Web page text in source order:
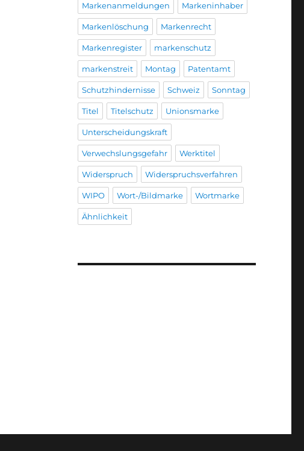
Markenanmeldungen Markeninhaber
Markenlöschung Markenrecht
Markenregister markenschutz
markenstreit Montag Patentamt
Schutzhindernisse Schweiz Sonntag
Titel Titelschutz Unionsmarke
Unterscheidungskraft
Verwechslungsgefahr Werktitel
Widerspruch Widerspruchsverfahren
WIPO Wort-/Bildmarke Wortmarke
Ähnlichkeit